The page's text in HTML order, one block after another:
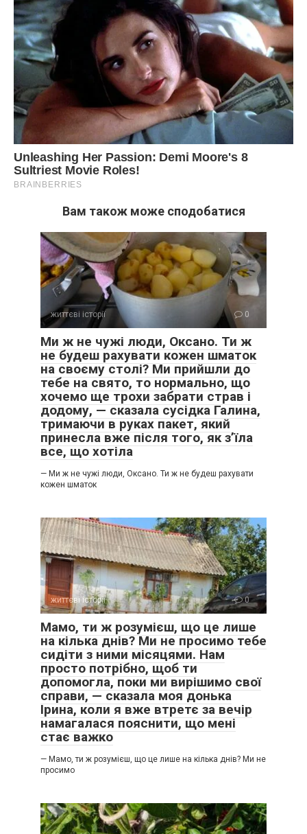
Пані Надія втрутилася:
— Іванно, не роби трагедії. Ми вибрали якісну. Не ту модну
дрібноту, яку тобі намалювали.
— Це моя кухня!
— Ваш дім спільний.
— Саме тому рішення мали бути спільні, а не ваші з сином.
Марко зітхнув.
— Ти знову починаєш.
— Мама хотіла як краще.
Вам також може сподобатися
життєві історії 0
Ми ж не чужі люди, Оксано. Ти ж
не будеш рахувати кожен шматок
на своєму столі? Ми прийшли до
тебе на свято, то нормально, що
хочемо ще трохи забрати страв і
додому, — сказала сусідка Галина,
тримаючи в руках пакет, який
принесла вже після того, як з’їла
все, що хотіла
— Ми ж не чужі люди, Оксано. Ти ж не будеш рахувати
кожен шматок
життєві історії 0
Мамо, ти ж розумієш, що це лише
на кілька днів? Ми не просимо тебе
сидіти з ними місяцями. Нам
просто потрібно, щоб ти
допомогла, поки ми вирішимо свої
справи, — сказала моя донька
Ірина, коли я вже втретє за вечір
намагалася пояснити, що мені
стає важко
— Мамо, ти ж розумієш, що це лише на кілька днів? Ми не
просимо